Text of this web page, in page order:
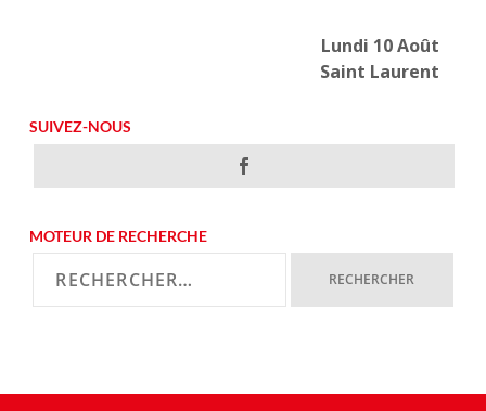
Lundi 10 Août
Saint Laurent
SUIVEZ-NOUS
MOTEUR DE RECHERCHE